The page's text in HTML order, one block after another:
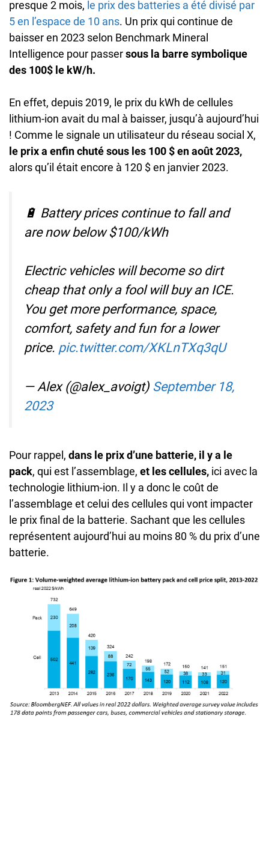
presque 2 mois, le prix des batteries a été divisé par
5 en l’espace de 10 ans. Un prix qui continue de
baisser en 2023 selon Benchmark Mineral
Intelligence pour passersous la barre symbolique
des 100$ le kW/h.
En effet, depuis 2019, le prix du kWh de cellules
lithium-ion avait du mal à baisser, jusqu’à aujourd’hui
! Comme le signale un utilisateur du réseau social X,
le prix a enfin chuté sous les 100 $ en août 2023,
alors qu’il était encore à 120 $ en janvier 2023.
🔋 Battery prices continue to fall and
are now below $100/kWh
Electric vehicles will become so dirt
cheap that only a fool will buy an ICE.
You get more performance, space,
comfort, safety and fun for a lower
price. pic.twitter.com/XKLnTXq3qU
— Alex (@alex_avoigt) September 18,
2023
Pour rappel, dans le prix d’une batterie, il y a le
pack, qui est l’assemblage, et les cellules, ici avec la
technologie lithium-ion. Il y a donc le coût de
l’assemblage et celui des cellules qui vont impacter
le prix final de la batterie. Sachant que les cellules
représentent aujourd’hui au moins 80 % du prix d’une
batterie.